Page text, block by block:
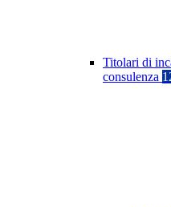
Titolari di
consulenza